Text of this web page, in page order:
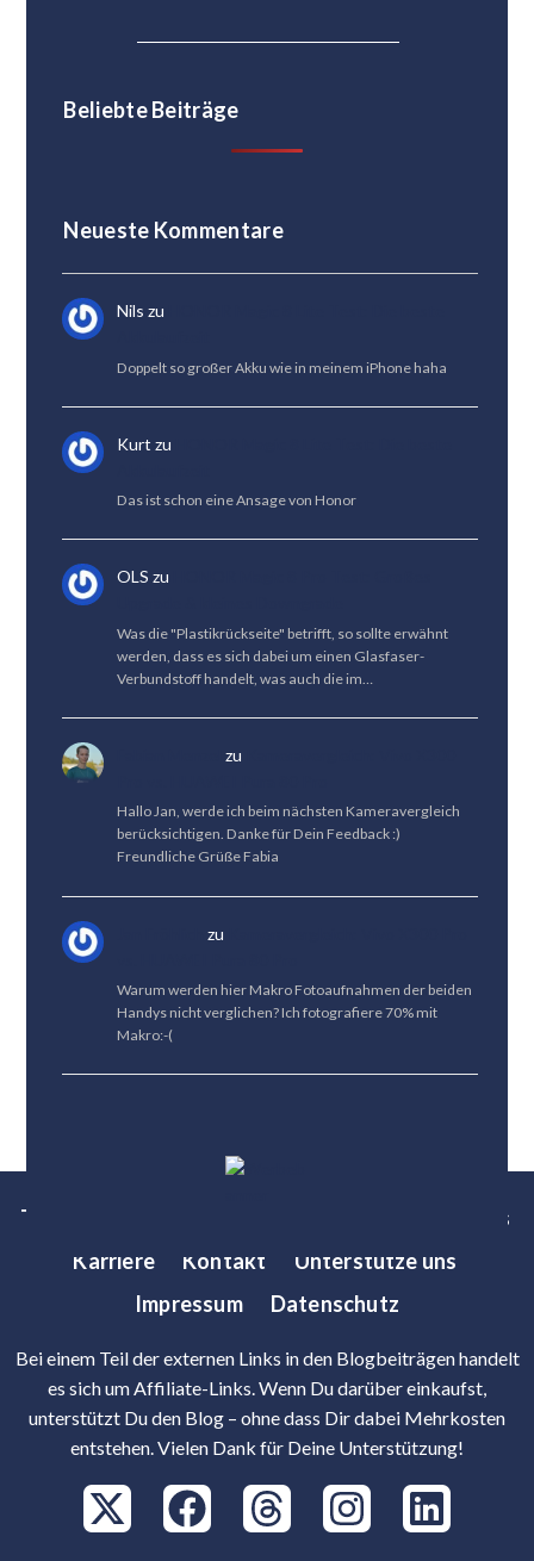
Beliebte Beiträge
Neueste Kommentare
Nils zu
Doppelt so großer Akku wie in meinem iPhone haha
Kurt zu
Das ist schon eine Ansage von Honor
OLS zu
Was die "Plastikrückseite" betrifft, so sollte erwähnt
werden, dass es sich dabei um einen Glasfaser-
Verbundstoff handelt, was auch die im…
zu
Hallo Jan, werde ich beim nächsten Kameravergleich
berücksichtigen. Danke für Dein Feedback :)
Freundliche Grüße Fabia
zu
Warum werden hier Makro Fotoaufnahmen der beiden
Handys nicht verglichen? Ich fotografiere 70% mit
Makro:-(
Tests
Über uns
Karriere
Kontakt
Unterstütze uns
Impressum
Datenschutz
Bei einem Teil der externen Links in den Blogbeiträgen handelt
es sich um Affiliate-Links. Wenn Du darüber einkaufst,
unterstützt Du den Blog – ohne dass Dir dabei Mehrkosten
entstehen. Vielen Dank für Deine Unterstützung!